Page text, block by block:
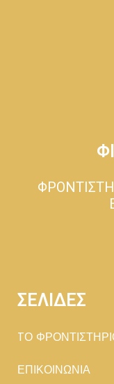
ΣΕΛΙΔΕΣ
TΟ
ΕΠΙΚΟΙΝΩΝΙΑ